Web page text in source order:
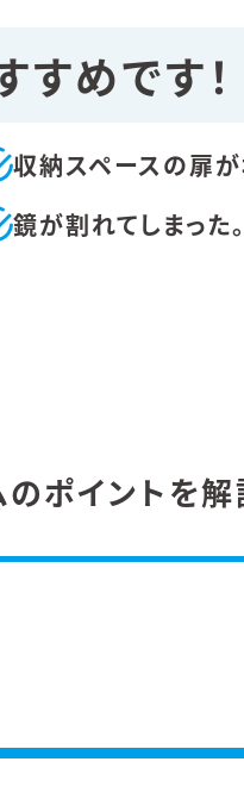
めです！
収納スペースの扉
鏡が割れてしまった
ポイントを解